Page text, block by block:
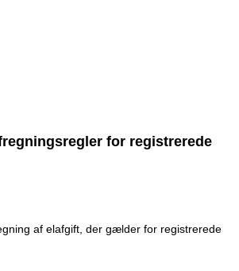
for registrerede
af elafgift, der gælder for registrerede